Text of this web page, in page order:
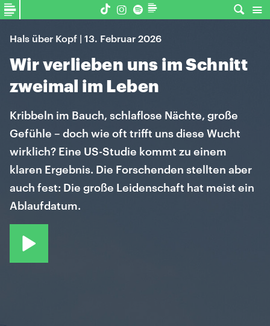
Hals über Kopf | 13. Februar 2026
Wir verlieben uns im Schnitt
zweimal im Leben
Kribbeln im Bauch, schlaflose Nächte, große
Gefühle – doch wie oft trifft uns diese Wucht
wirklich? Eine US-Studie kommt zu einem
klaren Ergebnis. Die Forschenden stellten aber
auch fest: Die große Leidenschaft hat meist ein
Ablaufdatum.